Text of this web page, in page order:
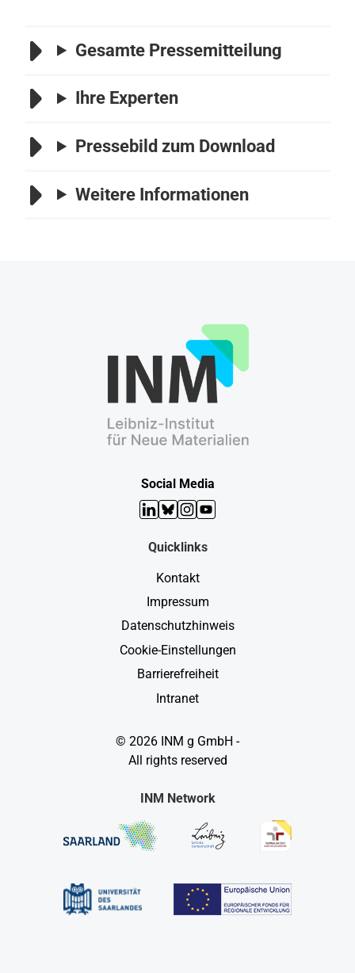
Gesamte Pressemitteilung
Ihre Experten
Pressebild zum Download
Weitere Informationen
Social Media
LinkedIn
Bluesky
Instagram
YouTube
Quicklinks
Kontakt
Impressum
Datenschutzhinweis
Cookie-Einstellungen
Barrierefreiheit
Intranet
© 2026 INM g GmbH -
All rights reserved
INM Network